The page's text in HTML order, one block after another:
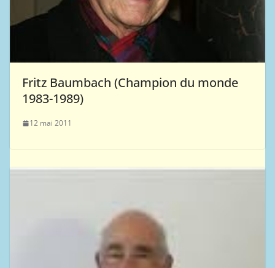
Fritz Baumbach (Champion du monde
1983-1989)
12 mai 2011